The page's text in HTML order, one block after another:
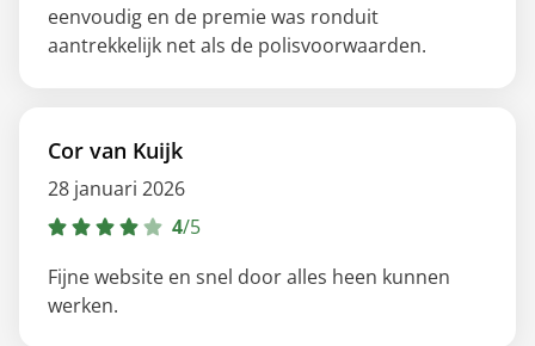
eenvoudig en de premie was ronduit
aantrekkelijk net als de polisvoorwaarden.
Cor van Kuijk
28 januari 2026
4/5
Fijne website en snel door alles heen kunnen
werken.